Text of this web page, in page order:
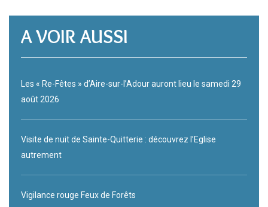
A VOIR AUSSI
Les « Re-Fêtes » d’Aire-sur-l’Adour auront lieu le samedi 29
août 2026
Visite de nuit de Sainte-Quitterie : découvrez l’Eglise
autrement
Vigilance rouge Feux de Forêts